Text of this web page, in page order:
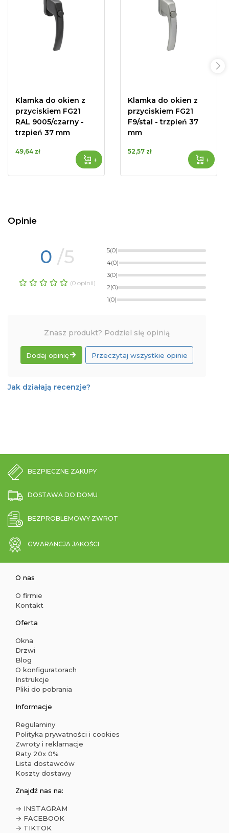
Klamka do okien z
przyciskiem FG21
RAL 9005/czarny -
trzpień 37 mm
49,64 zł
+
Klamka do okien z
przyciskiem FG21
F9/stal - trzpień 37
mm
52,57 zł
+
Opinie
0 /5
(0 opinii)
5(0)
4(0)
3(0)
2(0)
1(0)
Znasz produkt? Podziel się opinią
Dodaj opinię Przeczytaj wszystkie opinie
Jak działają recenzje?
BEZPIECZNE ZAKUPY
DOSTAWA DO DOMU
BEZPROBLEMOWY ZWROT
GWARANCJA JAKOŚCI
O nas
O firmie
Kontakt
Oferta
Okna
Drzwi
Blog
O konfiguratorach
Instrukcje
Pliki do pobrania
Informacje
Regulaminy
Polityka prywatności i cookies
Zwroty i reklamacje
Raty 20x 0%
Lista dostawców
Koszty dostawy
Znajdź nas na:
→ INSTAGRAM
→ FACEBOOK
→ TIKTOK